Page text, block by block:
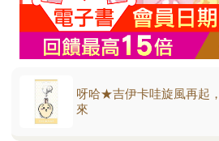
呀哈★吉伊卡哇旋風再起
來